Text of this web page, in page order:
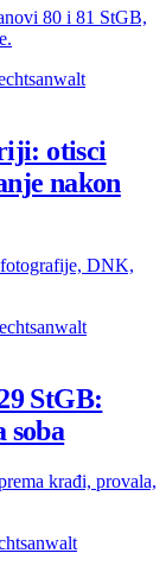
80 i 81 StGB,
otisci
nakon
DNK,
StGB:
soba
krađi, provala,